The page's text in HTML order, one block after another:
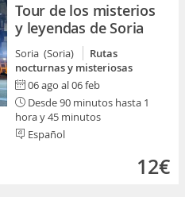
Tour de los misterios
y leyendas de Soria
Soria (Soria)
Rutas
nocturnas y misteriosas
06 ago al 06 feb
Desde 90 minutos hasta 1
hora y 45 minutos
Español
12€